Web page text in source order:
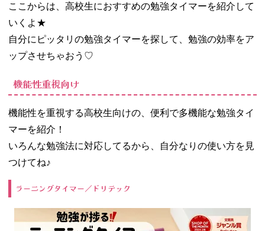
ここからは、高校生におすすめの勉強タイマーを紹介して
いくよ★
自分にピッタリの勉強タイマーを探して、勉強の効率をア
ップさせちゃおう♡
機能性重視向け
機能性を重視する高校生向けの、便利で多機能な勉強タイ
マーを紹介！
いろんな勉強法に対応してるから、自分なりの使い方を見
つけてね♪
ラーニングタイマー／ドリテック